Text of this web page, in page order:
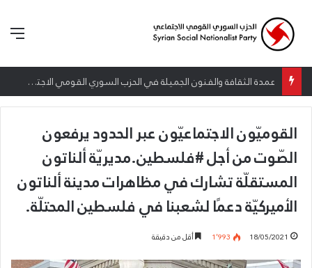
إطلاق المرصد الحقوقي القومي لمقاومة التطبيع تحت شعار: “سعادة لكل الأحرار”
القوميّون الاجتماعيّون عبر الحدود يرفعون
الصّوت من أجل #فلسطين.مديريّة ألناتون
المستقلّة تشارك في مظاهرات مدينة ألناتون
الأميركيّة دعمًا لشعبنا في فلسطين المحتلّة.
18/05/2021 1٬993 أقل من دقيقة